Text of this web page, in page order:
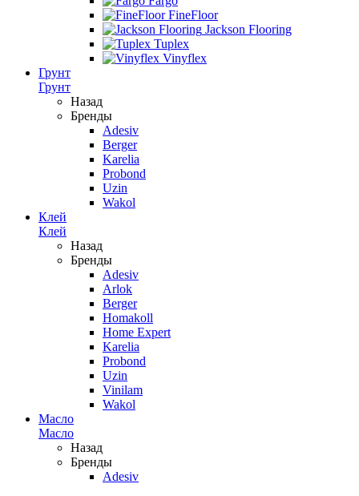
FineFloor
Jackson Flooring
Tuplex
Vinyflex
Грунт
Грунт
Назад
Бренды
Adesiv
Berger
Karelia
Probond
Uzin
Wakol
Клей
Клей
Назад
Бренды
Adesiv
Arlok
Berger
Homakoll
Home Expert
Karelia
Probond
Uzin
Vinilam
Wakol
Масло
Масло
Назад
Бренды
Adesiv